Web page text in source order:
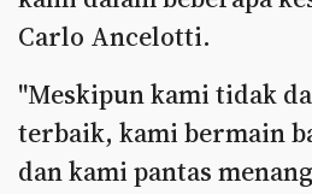
Carlo Ancelotti.
"Meskipun kami tidak
terbaik, kami bermain
dan kami pantas